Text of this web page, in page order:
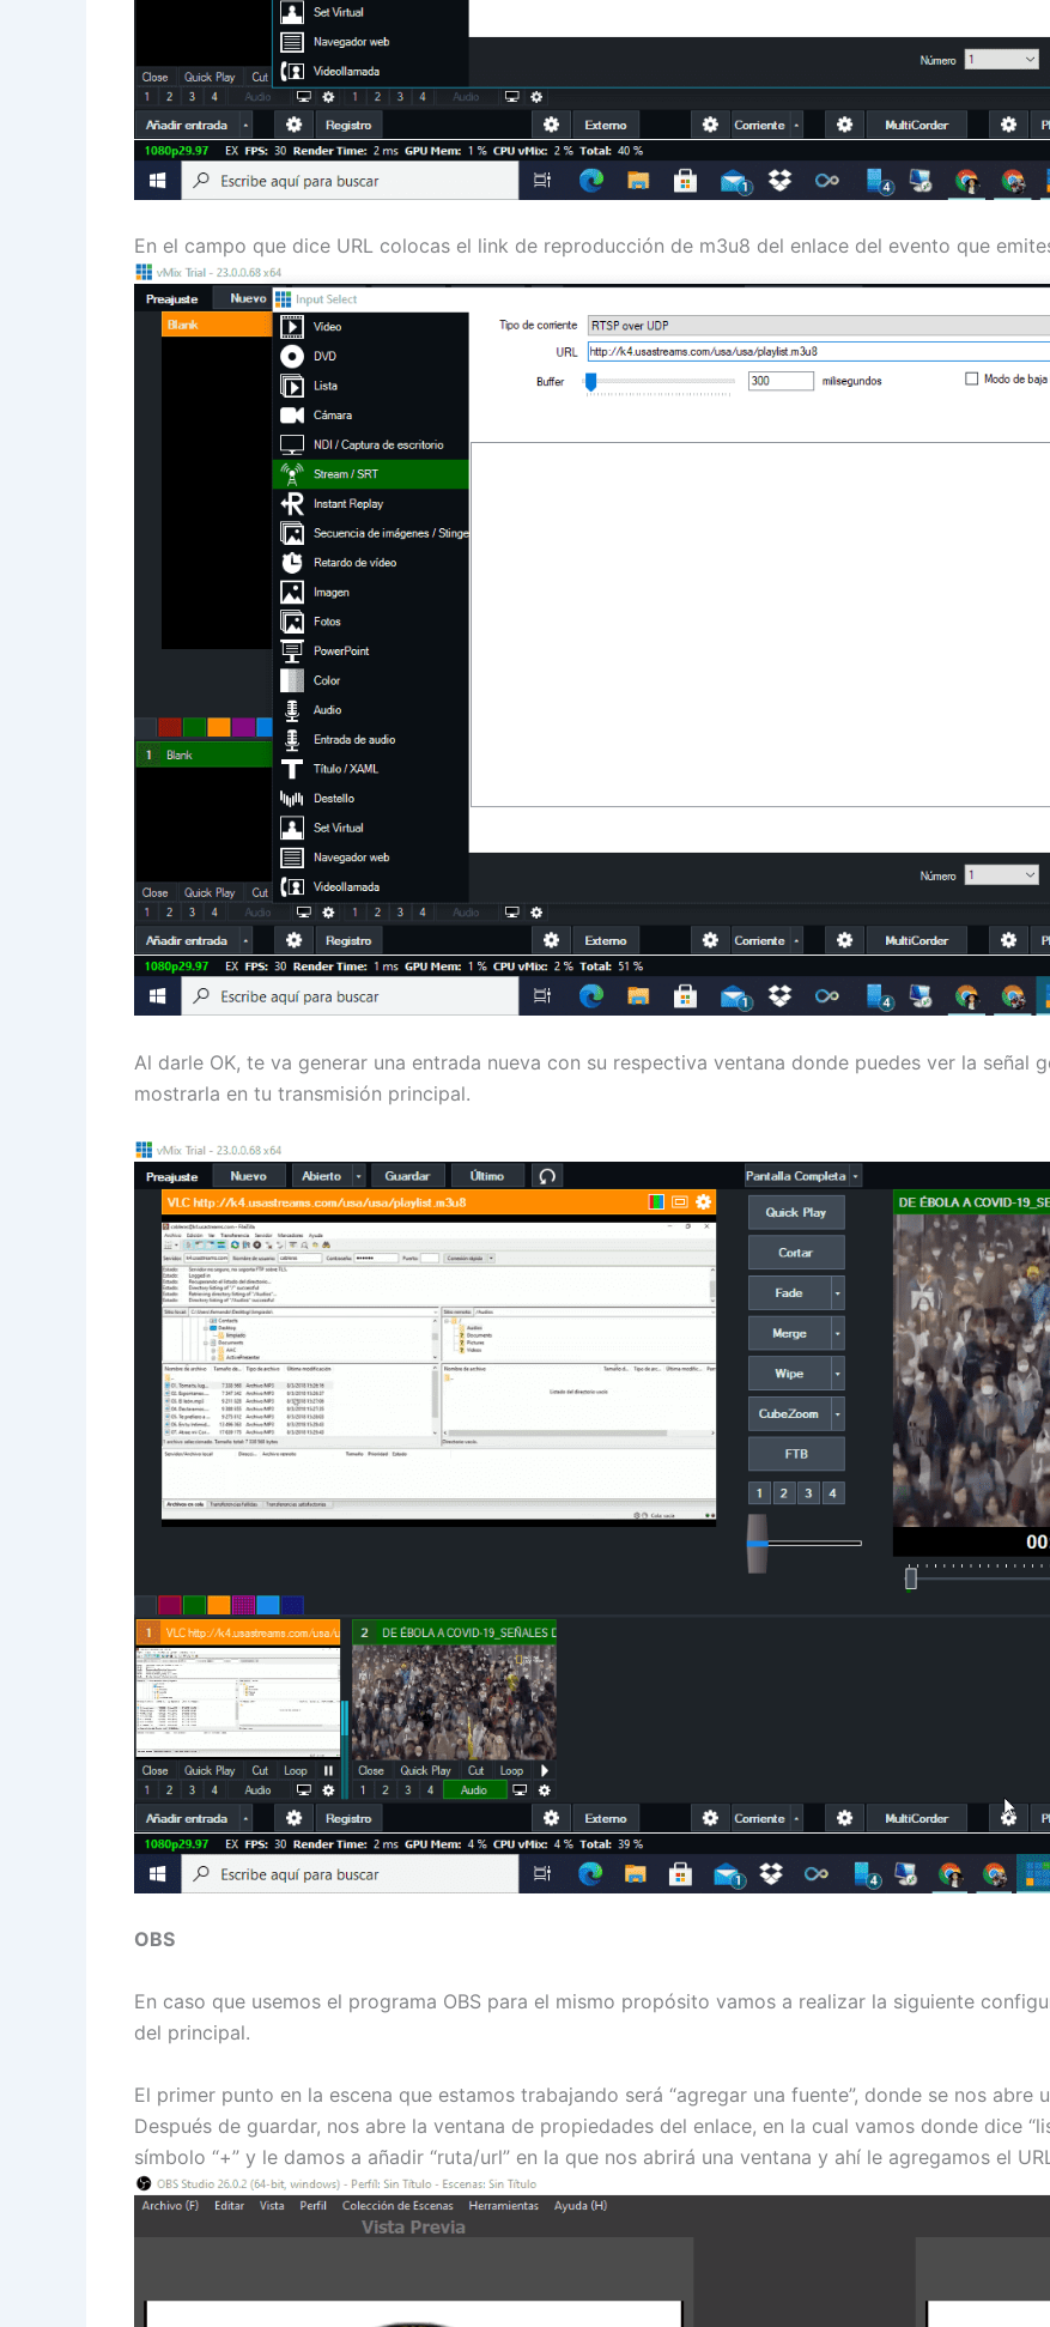
En el campo que dice URL colocas el link de reproducción de m3u8 del enlace del evento que
Al darle OK, te va generar una entrada nueva con su respectiva ventana donde puedes ver la señal
mostrarla en tu transmisión principal.
OBS
En caso que usemos el programa OBS para el mismo propósito vamos a realizar la siguiente
del principal.
El primer punto en la escena que estamos trabajando será “agregar una fuente”, donde se nos abre
Después de guardar, nos abre la ventana de propiedades del enlace, en la cual vamos donde dice
símbolo “+” y le damos a añadir “ruta/url” en la que nos abrirá una ventana y ahí le agregamos el